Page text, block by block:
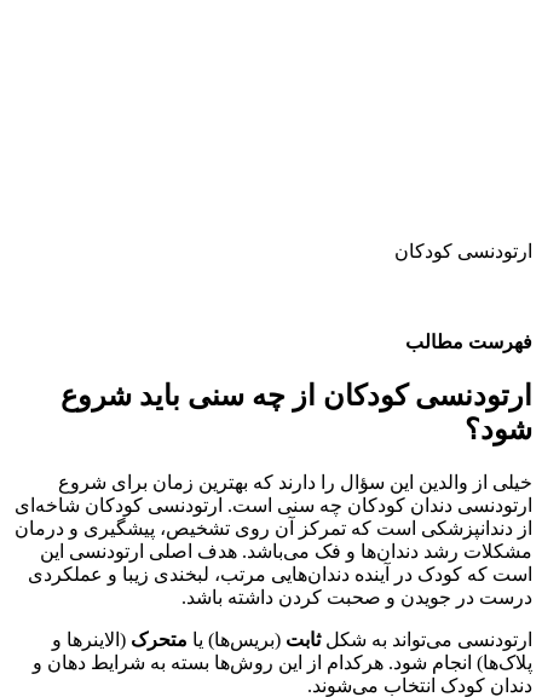
ارتودنسی کودکان
فهرست مطالب
ارتودنسی کودکان از چه سنی باید شروع
شود؟
خیلی از والدین این سؤال را دارند که بهترین زمان برای شروع
ارتودنسی دندان کودکان چه سنی است. ارتودنسی کودکان شاخه‌ای
از دندانپزشکی است که تمرکز آن روی تشخیص، پیشگیری و درمان
مشکلات رشد دندان‌ها و فک می‌باشد. هدف اصلی ارتودنسی این
است که کودک در آینده دندان‌هایی مرتب، لبخندی زیبا و عملکردی
درست در جویدن و صحبت کردن داشته باشد.
ارتودنسی می‌تواند به شکلثابت (بریس‌ها) یا متحرک (الاینرها و
پلاک‌ها) انجام شود. هرکدام از این روش‌ها بسته به شرایط دهان و
دندان کودک انتخاب می‌شوند.